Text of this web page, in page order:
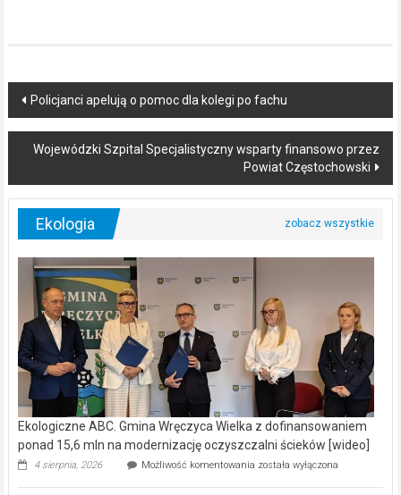
Post
navigation
Policjanci apelują o pomoc dla kolegi po fachu
Wojewódzki Szpital Specjalistyczny wsparty finansowo przez
Powiat Częstochowski
Ekologia
Ekologiczne ABC. Gmina Wręczyca Wielka z dofinansowaniem
ponad 15,6 mln na modernizację oczyszczalni ścieków [wideo]
4 sierpnia, 2026 Możliwość komentowania Ekologiczne
została wyłączona